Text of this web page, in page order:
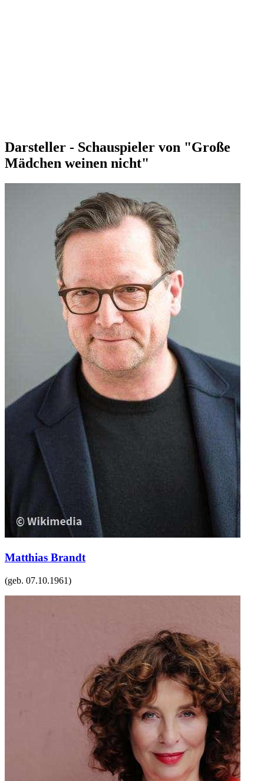
Darsteller - Schauspieler von "Große
Mädchen weinen nicht"
Matthias Brandt
(geb. 07.10.1961)